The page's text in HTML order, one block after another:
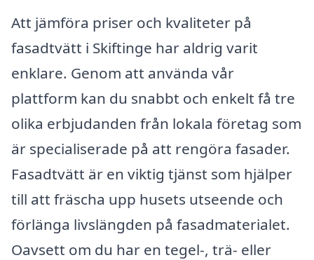
Att jämföra priser och kvaliteter på
fasadtvätt i Skiftinge har aldrig varit
enklare. Genom att använda vår
plattform kan du snabbt och enkelt få tre
olika erbjudanden från lokala företag som
är specialiserade på att rengöra fasader.
Fasadtvätt är en viktig tjänst som hjälper
till att fräscha upp husets utseende och
förlänga livslängden på fasadmaterialet.
Oavsett om du har en tegel-, trä- eller